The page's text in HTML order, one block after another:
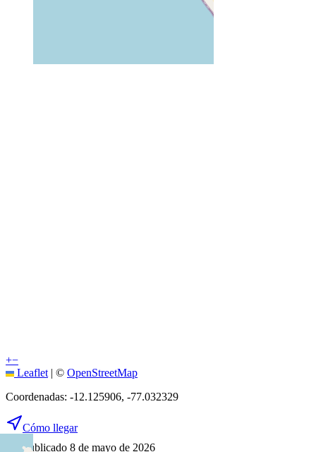
+−
Leaflet | © OpenStreetMap
Coordenadas: -12.125906, -77.032329
Cómo llegar
Publicado 8 de mayo de 2026